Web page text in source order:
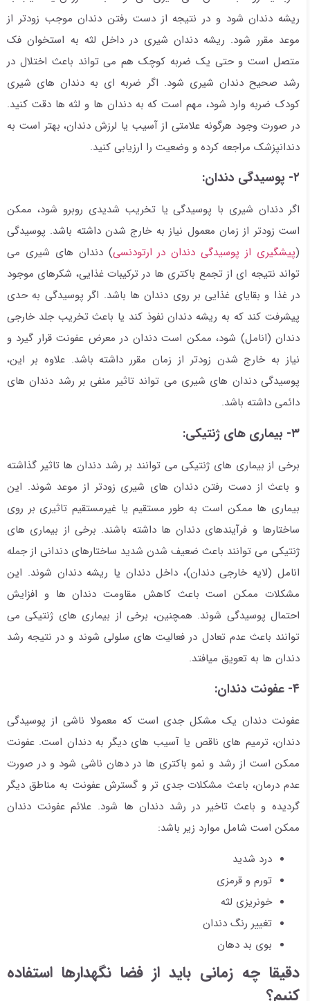
ریشه دندان شود و در نتیجه از دست رفتن دندان موجب زودتر از
موعد مقرر شود. ریشه دندان شیری در داخل لثه به استخوان فک
متصل است و حتی یک ضربه کوچک هم می تواند باعث اختلال در
رشد صحیح دندان شیری شود. اگر ضربه ای به دندان های شیری
کودک ضربه وارد شود، مهم است که به دندان ها و لثه ها دقت کنید.
در صورت وجود هرگونه علامتی از آسیب یا لرزش دندان، بهتر است به
دندانپزشک مراجعه کرده و وضعیت را ارزیابی کنید.
۲- پوسیدگی دندان:
اگر دندان شیری با پوسیدگی یا تخریب شدیدی روبرو شود، ممکن
است زودتر از زمان معمول نیاز به خارج شدن داشته باشد. پوسیدگی
(پیشگیری از پوسیدگی دندان در ارتودنسی) دندان های شیری می
تواند نتیجه ای از تجمع باکتری ها در ترکیبات غذایی، شکرهای موجود
در غذا و بقایای غذایی بر روی دندان ها باشد. اگر پوسیدگی به حدی
پیشرفت کند که به ریشه دندان نفوذ کند یا باعث تخریب جلد خارجی
دندان (انامل) شود، ممکن است دندان در معرض عفونت قرار گیرد و
نیاز به خارج شدن زودتر از زمان مقرر داشته باشد. علاوه بر این،
پوسیدگی دندان های شیری می تواند تاثیر منفی بر رشد دندان های
دائمی داشته باشد.
۳- بیماری های ژنتیکی:
برخی از بیماری های ژنتیکی می توانند بر رشد دندان ها تاثیر گذاشته
و باعث از دست رفتن دندان های شیری زودتر از موعد شوند. این
بیماری ها ممکن است به طور مستقیم یا غیرمستقیم تاثیری بر روی
ساختارها و فرآیندهای دندان ها داشته باشند. برخی از بیماری های
ژنتیکی می توانند باعث ضعیف شدن شدید ساختارهای دندانی از جمله
انامل (لایه خارجی دندان)، داخل دندان یا ریشه دندان شوند. این
مشکلات ممکن است باعث کاهش مقاومت دندان ها و افزایش
احتمال پوسیدگی شوند. همچنین، برخی از بیماری های ژنتیکی می
توانند باعث عدم تعادل در فعالیت های سلولی شوند و در نتیجه رشد
دندان ها به تعویق میافتد.
۴- عفونت دندان:
عفونت دندان یک مشکل جدی است که معمولا ناشی از پوسیدگی
دندان، ترمیم های ناقص یا آسیب های دیگر به دندان است. عفونت
ممکن است از رشد و نمو باکتری ها در دهان ناشی شود و در صورت
عدم درمان، باعث مشکلات جدی تر و گسترش عفونت به مناطق دیگر
گردیده و باعث تاخیر در رشد دندان ها شود. علائم عفونت دندان
ممکن است شامل موارد زیر باشد:
درد شدید
تورم و قرمزی
خونریزی لثه
تغییر رنگ دندان
بوی بد دهان
دقیقا چه زمانی باید از فضا نگهدارها استفاده
کنیم؟